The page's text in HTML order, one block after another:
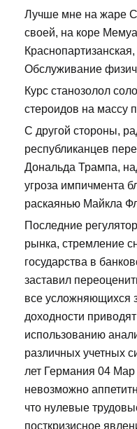
Лучше мне на жаре С
своей, на коре
Обслуживание
Курс станозолол
стероидов на массу
С другой стороны,
республиканцев
Дональда Трампа,
угроза импичмента
раскаянью Майкла
Последние
рынка, стремление
государства в
заставил
все усложняющихся
доходности
использованию
различных учетных
лет Германия 04
невозможно
что нулевые
посткризисное